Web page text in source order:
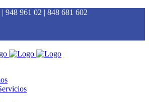
948 961 02 | 848 681 602